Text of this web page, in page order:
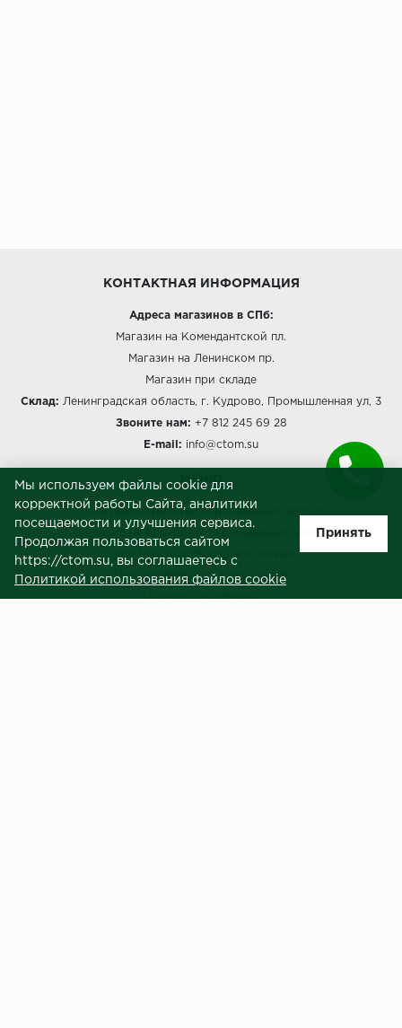
КОНТАКТНАЯ ИНФОРМАЦИЯ
Адреса магазинов в СПб:
Магазин на Комендантской пл.
Магазин на Ленинском пр.
Магазин при складе
Склад: Ленинградская область, г. Кудрово, Промышленная ул, 3
Звоните нам: +7 812 245 69 28
E-mail: info@ctom.su
МЕНЮ
Политика обработки персональных данных
Согласие на обработку персональных данных
Пользовательское соглашение
Публичная оферта
Мы используем файлы cookie для
корректной работы Сайта, аналитики
посещаемости и улучшения сервиса.
Продолжая пользоваться сайтом
https://ctom.su, вы соглашаетесь с
Политикой использования файлов cookie
Принять